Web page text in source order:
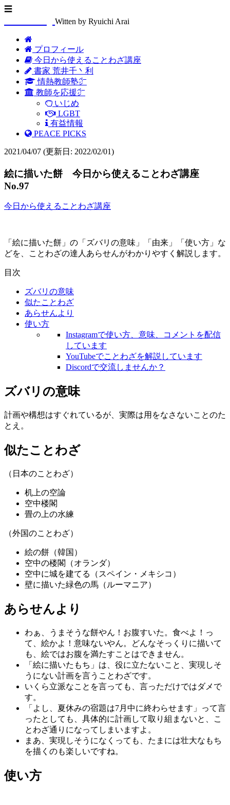
☰
Witten by Ryuichi Arai
プロフィール
今日から使えることわざ講座
書家 荒井千丶利
情熱教師塾㌻
教師を応援㌻
いじめ
LGBT
有益情報
PEACE PICKS
2021/04/07 (更新日: 2022/02/01)
絵に描いた餅 今日から使えることわざ講座
No.97
今日から使えることわざ講座
「絵に描いた餅」の「ズバリの意味」「由来」「使い方」な
どを、ことわざの達人あらせんがわかりやすく解説します。
目次
ズバリの意味
似たことわざ
あらせんより
使い方
Instagramで使い方、意味、コメントを配信
しています
YouTubeでことわざを解説しています
Discordで交流しませんか？
ズバリの意味
計画や構想はすぐれているが、実際は用をなさないことのた
とえ。
似たことわざ
（日本のことわざ）
机上の空論
空中楼閣
畳の上の水練
（外国のことわざ）
絵の餅（韓国）
空中の楼閣（オランダ）
空中に城を建てる（スペイン・メキシコ）
壁に描いた緑色の馬（ルーマニア）
あらせんより
わぁ、うまそうな餅やん！お腹すいた。食べよ！っ
て、絵かよ！意味ないやん。どんなそっくりに描いて
も、絵ではお腹を満たすことはできません。
「絵に描いたもち」は、役に立たないこと、実現しそ
うにない計画を言うことわざです。
いくら立派なことを言っても、言っただけではダメで
す。
「よし、夏休みの宿題は7月中に終わらせます」って言
ったとしても、具体的に計画して取り組まないと、こ
とわざ通りになってしまいますよ。
まあ、実現しそうになくっても、たまには壮大なもち
を描くのも楽しいですね。
使い方